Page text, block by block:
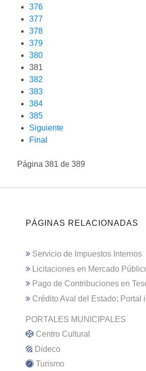
376
377
378
379
380
381
382
383
384
385
Siguiente
Final
Página 381 de 389
PÁGINAS RELACIONADAS
Servicio de Impuestos Internos
Licitaciones en Mercado
Pago de Contribuciones en
Crédito Aval del Estado; Portal
PORTALES MUNICIPALES
Centro Cultural
Dideco
Turismo